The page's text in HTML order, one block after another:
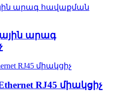
արագ
RJ45 միակցիչ